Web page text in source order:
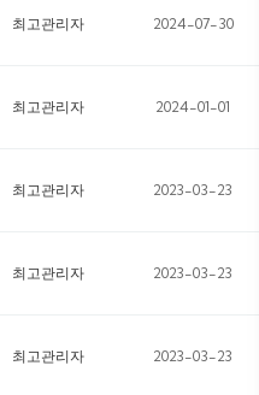
최고관리자 2024-07-30
최고관리자 2024-01-01
최고관리자 2023-03-23
최고관리자 2023-03-23
최고관리자 2023-03-23